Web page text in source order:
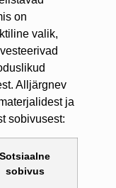
on
valik,
Alljärgnev
ja
sobivusest:
Sotsiaalne
sobivus